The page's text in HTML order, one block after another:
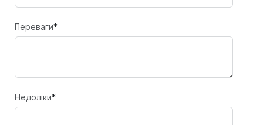
Переваги*
Недоліки*